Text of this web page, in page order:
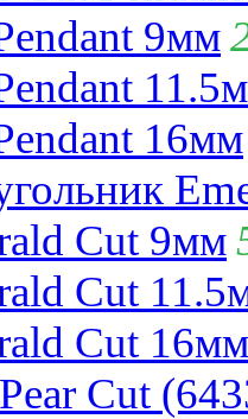
9мм
16мм
Cut 9мм
Cut
Cut 16мм
Cut